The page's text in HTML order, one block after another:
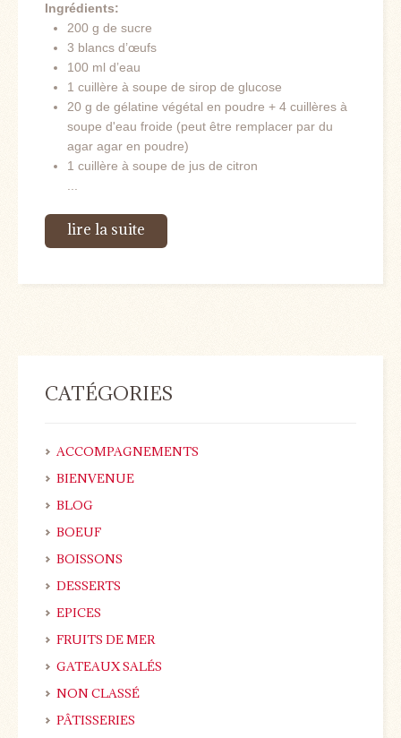
Ingrédients:
200 g de sucre
3 blancs d’œufs
100 ml d’eau
1 cuillère à soupe de sirop de glucose
20 g de gélatine végétal en poudre + 4 cuillères à
soupe d'eau froide (peut être remplacer par du
agar agar en poudre)
1 cuillère à soupe de jus de citron
...
lire la suite
CATÉGORIES
ACCOMPAGNEMENTS
BIENVENUE
BLOG
BOEUF
BOISSONS
DESSERTS
EPICES
FRUITS DE MER
GATEAUX SALÉS
NON CLASSÉ
PÂTISSERIES